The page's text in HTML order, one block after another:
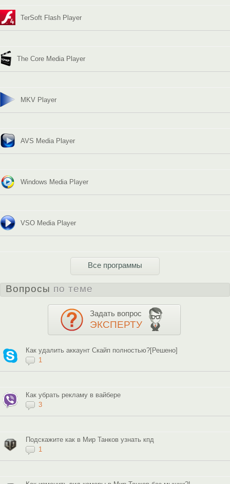
TerSoft Flash Player
The Core Media Player
MKV Player
AVS Media Player
Windows Media Player
VSO Media Player
Все программы
Вопросы по теме
Задать вопрос
ЭКСПЕРТУ
Как удалить аккаунт Скайп полностью?[Решено]
1
Как убрать рекламу в вайбере
3
Подскажите как в Мир Танков узнать кпд
1